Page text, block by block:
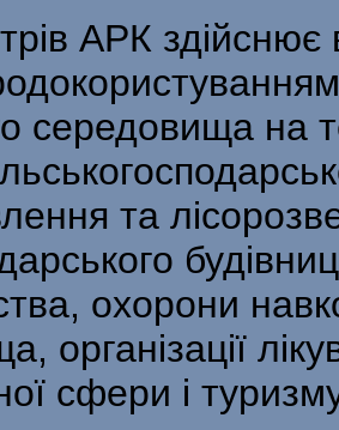
АРК
середовища на
та
охорони
організації
сфери і